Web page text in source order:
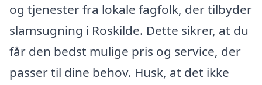
og tjenester fra lokale fagfolk, der tilbyder
slamsugning i Roskilde. Dette sikrer, at du
får den bedst mulige pris og service, der
passer til dine behov. Husk, at det ikke